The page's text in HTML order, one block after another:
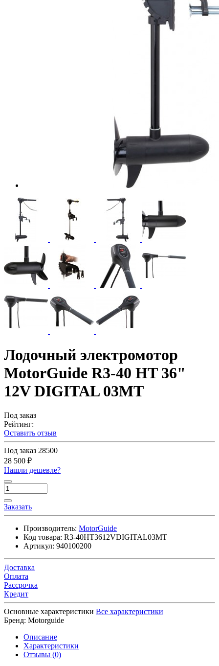
Лодочный электромотор
MotorGuide R3-40 HT 36"
12V DIGITAL 03MT
Под заказ
Рейтинг:
Оставить отзыв
Под заказ 28500
28 500 ₽
Нашли дешевле?
Заказать
Производитель: MotorGuide
Код товара: R3-40HT3612VDIGITAL03MT
Артикул: 940100200
Доставка
Оплата
Рассрочка
Кредит
Основные характеристики Все характеристики
Бренд: Motorguide
Описание
Характеристики
Отзывы (0)